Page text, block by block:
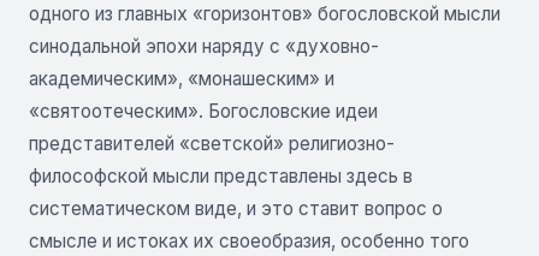
одного из главных «горизонтов» богословской мысли
синодальной эпохи наряду с «духовно-
академическим», «монашеским» и
«святоотеческим». Богословские идеи
представителей «светской» религиозно-
философской мысли представлены здесь в
систематическом виде, и это ставит вопрос о
смысле и истоках их своеобразия, особенно того